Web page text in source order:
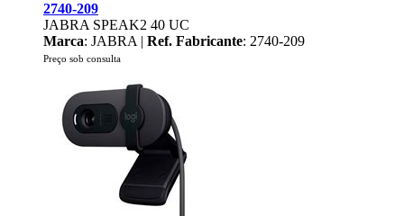
2740-209
JABRA SPEAK2 40 UC
Marca: JABRA | Ref. Fabricante: 2740-209
Preço sob consulta